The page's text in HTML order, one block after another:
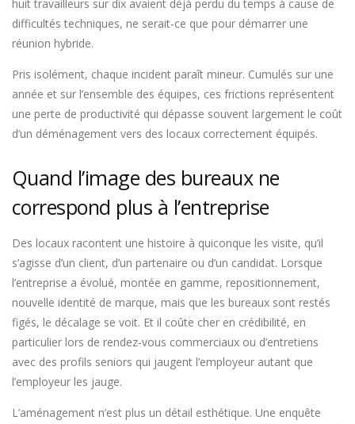
huit travailleurs sur dix avaient déjà perdu du temps à cause de
difficultés techniques, ne serait-ce que pour démarrer une
réunion hybride.
Pris isolément, chaque incident paraît mineur. Cumulés sur une
année et sur l’ensemble des équipes, ces frictions représentent
une perte de productivité qui dépasse souvent largement le coût
d’un déménagement vers des locaux correctement équipés.
Quand l’image des bureaux ne
correspond plus à l’entreprise
Des locaux racontent une histoire à quiconque les visite, qu’il
s’agisse d’un client, d’un partenaire ou d’un candidat. Lorsque
l’entreprise a évolué, montée en gamme, repositionnement,
nouvelle identité de marque, mais que les bureaux sont restés
figés, le décalage se voit. Et il coûte cher en crédibilité, en
particulier lors de rendez-vous commerciaux ou d’entretiens
avec des profils seniors qui jaugent l’employeur autant que
l’employeur les jauge.
L’aménagement n’est plus un détail esthétique. Une enquête